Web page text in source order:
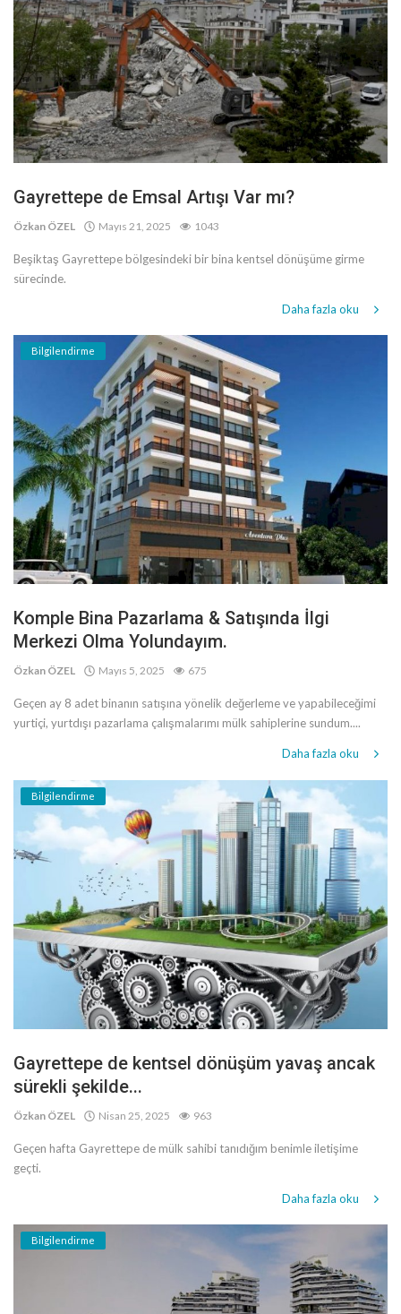
Gayrettepe de Emsal Artışı Var mı?
Özkan ÖZEL Mayıs 21, 2025 1043
Beşiktaş Gayrettepe bölgesindeki bir bina kentsel dönüşüme girme
sürecinde.
Daha fazla oku
Bilgilendirme
Komple Bina Pazarlama & Satışında İlgi
Merkezi Olma Yolundayım.
Özkan ÖZEL Mayıs 5, 2025 675
Geçen ay 8 adet binanın satışına yönelik değerleme ve yapabileceğimi
yurtiçi, yurtdışı pazarlama çalışmalarımı mülk sahiplerine sundum....
Daha fazla oku
Bilgilendirme
Gayrettepe de kentsel dönüşüm yavaş ancak
sürekli şekilde...
Özkan ÖZEL Nisan 25, 2025 963
Geçen hafta Gayrettepe de mülk sahibi tanıdığım benimle iletişime
geçti.
Daha fazla oku
Bilgilendirme